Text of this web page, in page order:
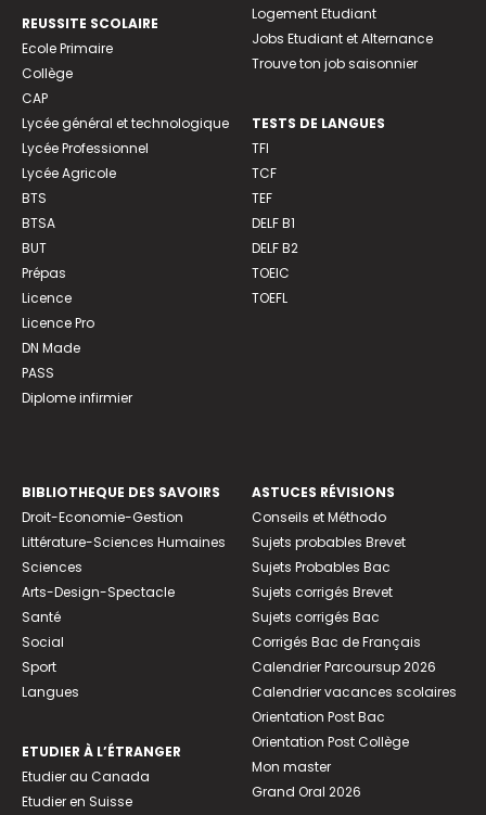
REUSSITE SCOLAIRE
Ecole Primaire
Collège
CAP
Lycée général et technologique
Lycée Professionnel
Lycée Agricole
BTS
BTSA
BUT
Prépas
Licence
Licence Pro
DN Made
PASS
Diplome infirmier
Logement Etudiant
Jobs Etudiant et Alternance
Trouve ton job saisonnier
TESTS DE LANGUES
TFI
TCF
TEF
DELF B1
DELF B2
TOEIC
TOEFL
BIBLIOTHEQUE DES SAVOIRS
Droit-Economie-Gestion
Littérature-Sciences Humaines
Sciences
Arts-Design-Spectacle
Santé
Social
Sport
Langues
ETUDIER À L’ÉTRANGER
Etudier au Canada
Etudier en Suisse
ASTUCES RÉVISIONS
Conseils et Méthodo
Sujets probables Brevet
Sujets Probables Bac
Sujets corrigés Brevet
Sujets corrigés Bac
Corrigés Bac de Français
Calendrier Parcoursup 2026
Calendrier vacances scolaires
Orientation Post Bac
Orientation Post Collège
Mon master
Grand Oral 2026